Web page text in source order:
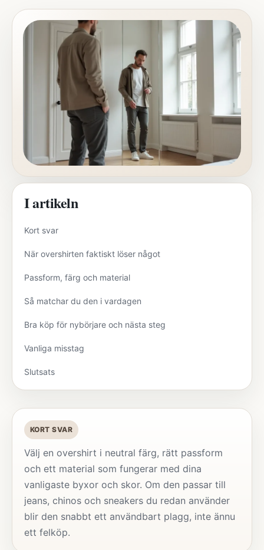
I artikeln
Kort svar
När overshirten faktiskt löser något
Passform, färg och material
Så matchar du den i vardagen
Bra köp för nybörjare och nästa steg
Vanliga misstag
Slutsats
KORT SVAR
Välj en overshirt i neutral färg, rätt passform
och ett material som fungerar med dina
vanligaste byxor och skor. Om den passar till
jeans, chinos och sneakers du redan använder
blir den snabbt ett användbart plagg, inte ännu
ett felköp.